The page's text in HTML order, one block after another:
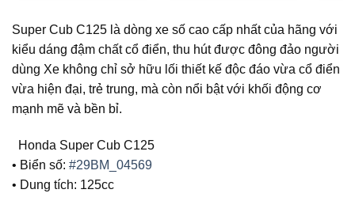
Super Cub C125 là dòng xe số cao cấp nhất của hãng với
kiểu dáng đậm chất cổ điển, thu hút được đông đảo người
dùng Xe không chỉ sở hữu lối thiết kế độc đáo vừa cổ điển
vừa hiện đại, trẻ trung, mà còn nổi bật với khối động cơ
mạnh mẽ và bền bỉ.
Honda Super Cub C125
• Biển số: #29BM_04569
• Dung tích: 125cc